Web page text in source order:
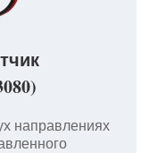
направлениях